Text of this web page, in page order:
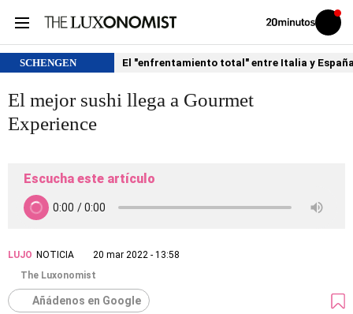
Volver
Iniciar
sesión
SCHENGEN El "enfrentamiento total" entre Italia y
El mejor sushi llega a Gourmet
Experience
Escucha este artículo
LUJO NOTICIA
20 mar 2022 - 13:58
The Luxonomist
Añádenos en Google